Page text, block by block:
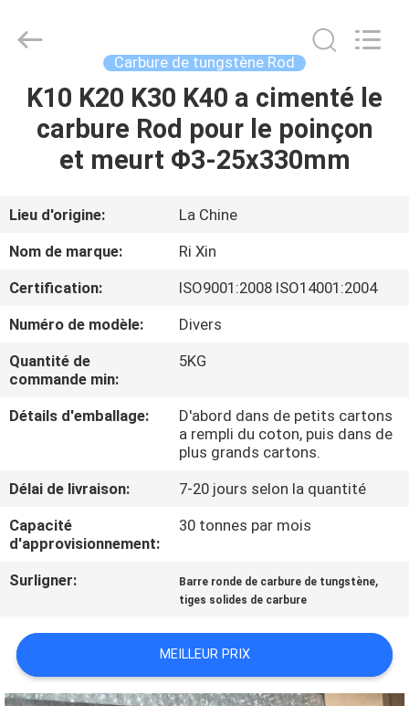
MAISON
PRODUITS
AU
SUJET
DE
VISITE
DE
QUALITÉ
CONTACTEZ-
NOUVELLES
Cemented
Carbide
Reserved.
Carbure de tungstène Rod
K10 K20 K30 K40 a cimenté le
carbure Rod pour le poinçon
et meurt Φ3-25x330mm
Lieu d'origine:
La Chine
Nom de marque:
Ri Xin
Certification:
ISO9001:2008 ISO14001:2004
Numéro de modèle:
Divers
Quantité de
commande min:
5KG
Détails d'emballage:
D'abord dans de petits cartons
a rempli du coton, puis dans de
plus grands cartons.
Délai de livraison:
7-20 jours selon la quantité
Capacité
d'approvisionnement:
30 tonnes par mois
Surligner: Barre ronde de carbure de tungstène,
tiges solides de carbure
MEILLEUR PRIX